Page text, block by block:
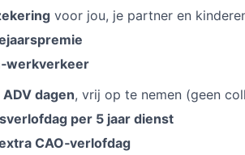
voor jou, je partner en
dagen, vrij op te nemen (geen
per 5 jaar dienst
CAO‑verlofdag